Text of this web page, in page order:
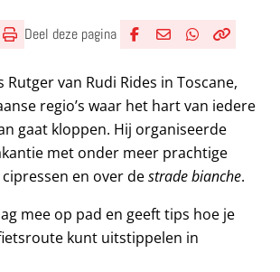
Deel deze pagina
van Rudi Rides in Toscane,
regio’s waar het hart van iedere
gaat kloppen. Hij organiseerde
met onder meer prachtige
en over destrade bianche.
mee op pad en geeft tips hoe je
kunt uitstippelen in